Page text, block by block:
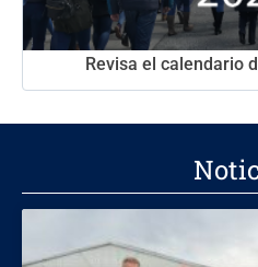
Revisa el calendario